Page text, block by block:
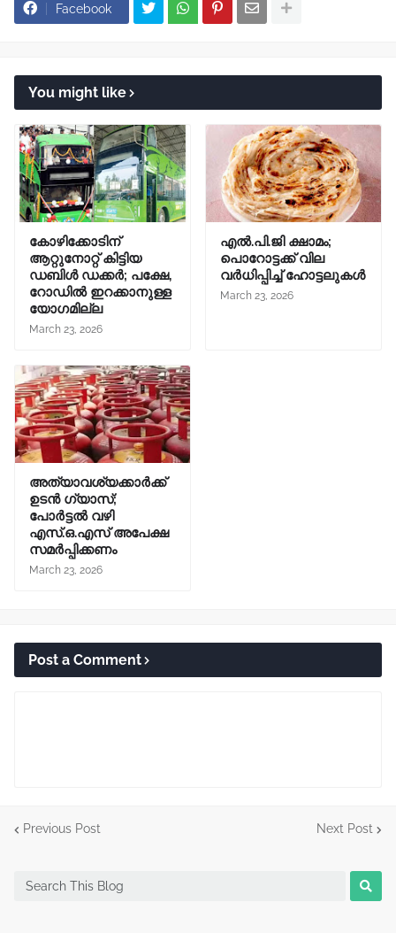
Facebook
You might like
കോഴിക്കോടിന്
ആറ്റുനോറ്റ് കിട്ടിയ
ഡബിൾ ഡക്കർ; പക്ഷേ,
റോഡിൽ ഇറക്കാനുള്ള
യോഗമില്ല
March 23, 2026
എൽ.പി.ജി ക്ഷാമം;
പൊറോട്ടക്ക് വില
വർധിപ്പിച്ച് ഹോട്ടലുകൾ
March 23, 2026
അത്യാവശ്യക്കാർക്ക്
ഉടൻ ഗ്യാസ്;
പോർട്ടൽ വഴി
എസ്.ഒ.എസ് അപേക്ഷ
സമർപ്പിക്കണം
March 23, 2026
Post a Comment
Previous Post Next Post